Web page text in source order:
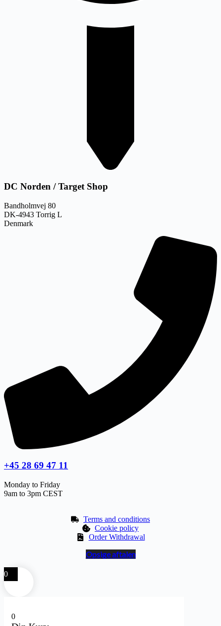
DC Norden / Target Shop
Bandholmvej 80
DK-4943 Torrig L
Denmark
+45 28 69 47 11
Monday to Friday
9am to 3pm CEST
Terms and conditions
Cookie policy
Order Withdrawal
Opsige aftalen
0
0